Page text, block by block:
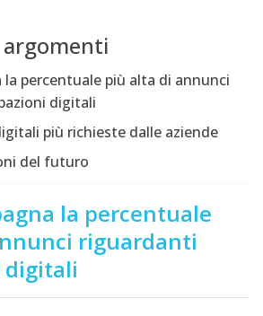
la percentuale più alta di annunci
digitali
più richieste dalle aziende
del futuro
la percentuale
riguardanti
digitali